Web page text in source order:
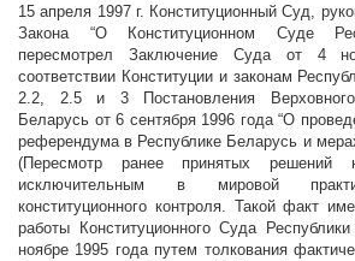
15 апреля 1997 г. Конституционный Суд,
Закона “О Конституционном Суде
пересмотрел Заключение Суда от 4
соответствии Конституции и законам
2.2, 2.5 и 3 Постановления
Беларусь от 6 сентября 1996 года “О
референдума в Республике Беларусь и
(Пересмотр ранее принятых решений
исключительным в мировой
конституционного контроля. Такой факт
работы Конституционного Суда
ноябре 1995 года путем толкования